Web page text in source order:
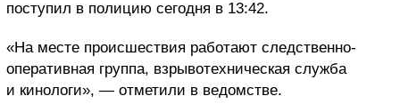
поступил в полицию сегодня в 13:42.
«На месте происшествия работают следственно-
оперативная группа, взрывотехническая служба
и кинологи», — отметили в ведомстве.